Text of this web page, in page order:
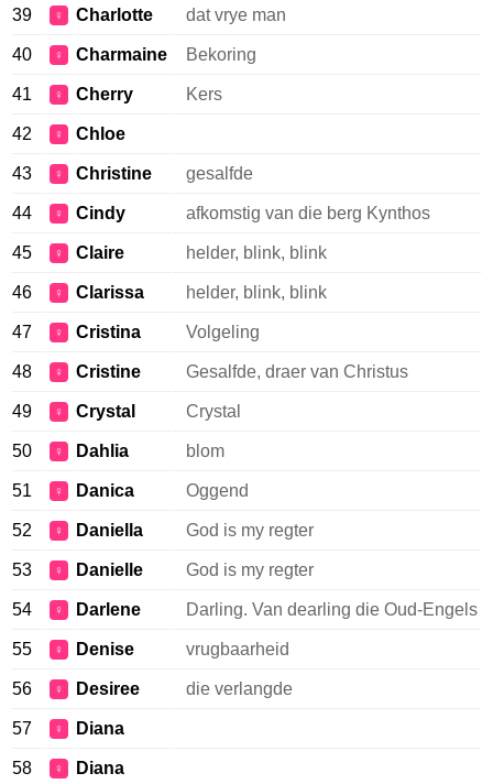
39 ♀ Charlotte dat vrye man
40 ♀ Charmaine Bekoring
41 ♀ Cherry Kers
42 ♀ Chloe
43 ♀ Christine gesalfde
44 ♀ Cindy afkomstig van die berg Kynthos
45 ♀ Claire helder, blink, blink
46 ♀ Clarissa helder, blink, blink
47 ♀ Cristina Volgeling
48 ♀ Cristine Gesalfde, draer van Christus
49 ♀ Crystal Crystal
50 ♀ Dahlia blom
51 ♀ Danica Oggend
52 ♀ Daniella God is my regter
53 ♀ Danielle God is my regter
54 ♀ Darlene Darling. Van dearling die Oud-Engels
55 ♀ Denise vrugbaarheid
56 ♀ Desiree die verlangde
57 ♀ Diana
58 ♀ Diana